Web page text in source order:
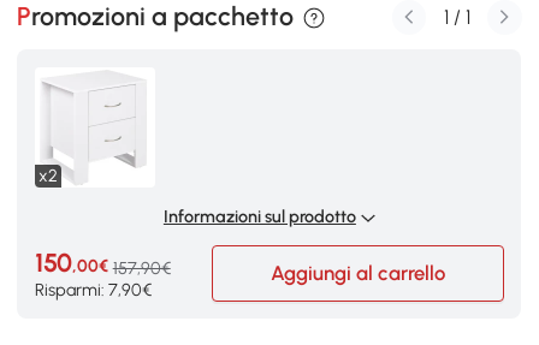
Promozioni a pacchetto
x2
Informazioni sul prodotto
150,00€ 157,90€
Risparmi: 7,90€
Aggiungi al carrello
1 / 1